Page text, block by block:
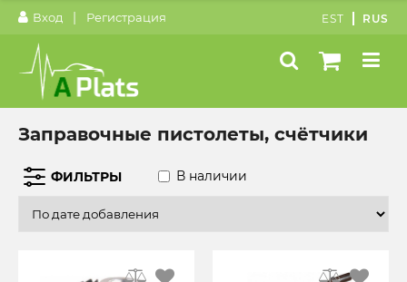
Вход | Регистрация EST RUS
Заправочные пистолеты, счётчики
ФИЛЬТРЫ В наличии